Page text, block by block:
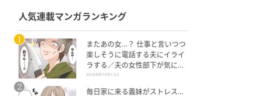
人気連載マンガランキング
またあの女…？ 仕事と言いつつ
楽しそうに電話する夫にイライ
ラする／夫の女性部下が気にな
る（1）【夫婦の危機 まんが】
夫の女性部下が気になる
毎日家に来る義妹がストレス…